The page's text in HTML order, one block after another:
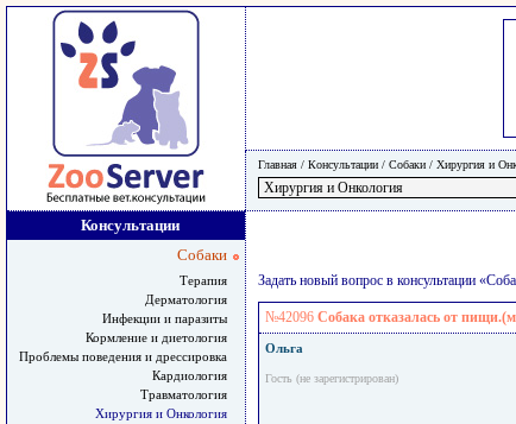
Главная / Консультации / Собаки / Хирургия и
Консультации
Собаки
Терапия
Дерматология
Инфекции и паразиты
Кормление и диетология
Проблемы поведения и дрессировка
Кардиология
Травматология
Хирургия и Онкология
Задать новый вопрос в консультации
№42096 Собака отказалась от
Ольга
Гость (не зарегистрирован)